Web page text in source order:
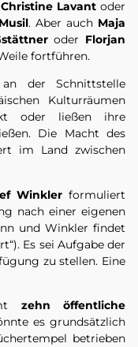
Christine Lavantoder
. Aber auch Maja
oder Florjan
fortführen.
der Schnittstelle
Kulturräumen
oder ließen ihre
Die Macht des
im Land zwischen
Winklerformuliert
nach einer eigenen
und Winkler findet
Es sei Aufgabe der
zu stellen. Eine
zehn öffentliche
es grundsätzlich
betrieben